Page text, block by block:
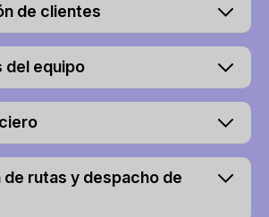
de clientes
del equipo
rutas y despacho de